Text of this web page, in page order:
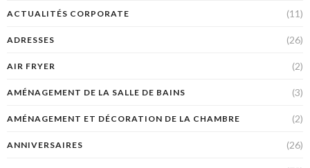
ACTUALITÉS CORPORATE (11)
ADRESSES (26)
AIR FRYER (2)
AMÉNAGEMENT DE LA SALLE DE BAINS (3)
AMÉNAGEMENT ET DÉCORATION DE LA CHAMBRE (2)
ANNIVERSAIRES (26)